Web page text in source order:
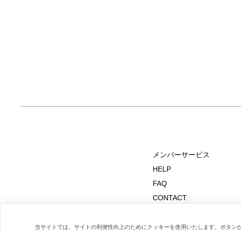
メンバーサービス
HELP
FAQ
CONTACT
当サイトでは、サイトの利便性向上のためにクッキーを使用いたします。ボタ